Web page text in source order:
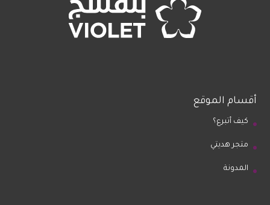
أقسام الموقع
كيف أتبرع؟
متجر هديتي
المدونة